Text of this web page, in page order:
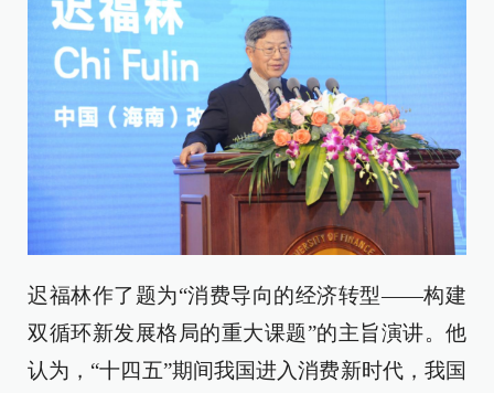
迟福林作了题为“消费导向的经济转型——构建
双循环新发展格局的重大课题”的主旨演讲。他
认为，“十四五”期间我国进入消费新时代，我国